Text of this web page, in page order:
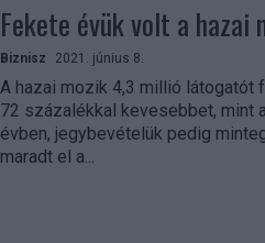
Fekete évük volt a hazai
Biznisz 2021. június 8.
A hazai mozik 4,3 millió látogatót
72 százalékkal kevesebbet, mint
évben, jegybevételük pedig
maradt el a...